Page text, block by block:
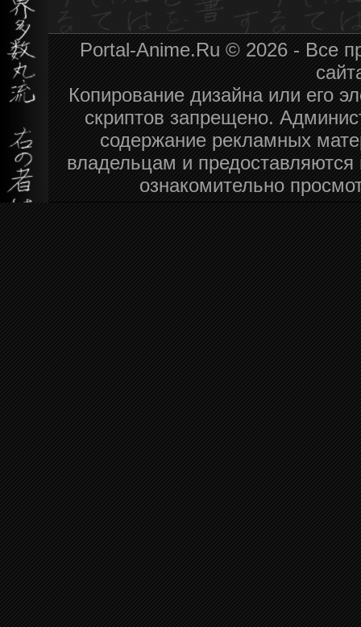
Portal-Anime.Ru © 2026 - Все
Копирование дизайна или его
скриптов запрещено.
содержание рекламных
владельцам и
ознакомительно